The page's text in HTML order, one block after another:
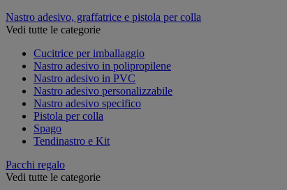
Nastro adesivo, graffatrice e pistola per colla
Vedi tutte le categorie
Cucitrice per imballaggio
Nastro adesivo in polipropilene
Nastro adesivo in PVC
Nastro adesivo personalizzabile
Nastro adesivo specifico
Pistola per colla
Spago
Tendinastro e Kit
Pacchi regalo
Vedi tutte le categorie